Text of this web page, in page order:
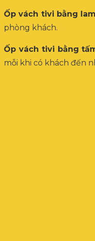
Ốp vách tivi bằng
phòng khách.
Ốp vách tivi bằng
mỗi khi có khách đến